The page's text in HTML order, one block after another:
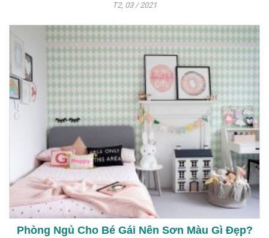
T2, 03 / 2021
Phòng Ngủ Cho Bé Gái Nên Sơn Màu Gì Đẹp?